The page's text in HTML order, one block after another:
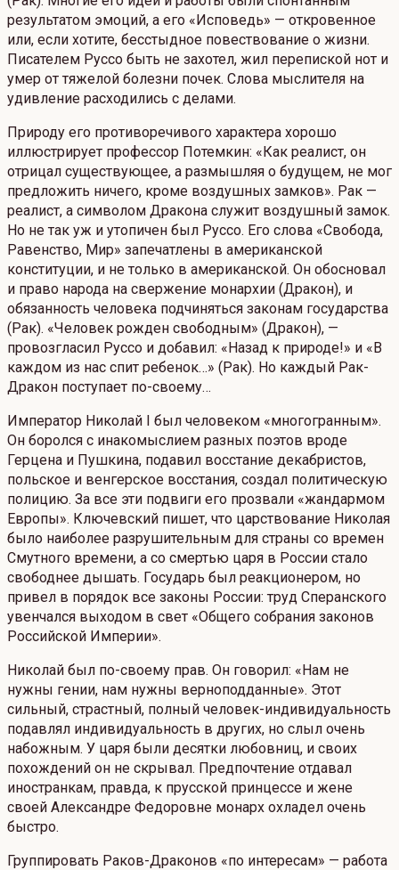
результатом эмоций, а его «Исповедь» — откровенное
или, если хотите, бесстыдное повествование о жизни.
Писателем Руссо быть не захотел, жил перепиской нот и
умер от тяжелой болезни почек. Слова мыслителя на
удивление расходились с делами.
Природу его противоречивого характера хорошо
иллюстрирует профессор Потемкин: «Как реалист, он
отрицал существующее, а размышляя о будущем, не мог
предложить ничего, кроме воздушных замков». Рак —
реалист, а символом Дракона служит воздушный замок.
Но не так уж и утопичен был Руссо. Его слова «Свобода,
Равенство, Мир» запечатлены в американской
конституции, и не только в американской. Он обосновал
и право народа на свержение монархии (Дракон), и
обязанность человека подчиняться законам государства
(Рак). «Человек рожден свободным» (Дракон), —
провозгласил Руссо и добавил: «Назад к природе!» и «В
каждом из нас спит ребенок…» (Рак). Но каждый Рак-
Дракон поступает по-своему…
Император Николай I был человеком «многогранным».
Он боролся с инакомыслием разных поэтов вроде
Герцена и Пушкина, подавил восстание декабристов,
польское и венгерское восстания, создал политическую
полицию. За все эти подвиги его прозвали «жандармом
Европы». Ключевский пишет, что царствование Николая
было наиболее разрушительным для страны со времен
Смутного времени, а со смертью царя в России стало
свободнее дышать. Государь был реакционером, но
привел в порядок все законы России: труд Сперанского
увенчался выходом в свет «Общего собрания законов
Российской Империи».
Николай был по-своему прав. Он говорил: «Нам не
нужны гении, нам нужны верноподданные». Этот
сильный, страстный, полный человек-индивидуальность
подавлял индивидуальность в других, но слыл очень
набожным. У царя были десятки любовниц, и своих
похождений он не скрывал. Предпочтение отдавал
иностранкам, правда, к прусской принцессе и жене
своей Александре Федоровне монарх охладел очень
быстро.
Группировать Раков-Драконов «по интересам» — работа